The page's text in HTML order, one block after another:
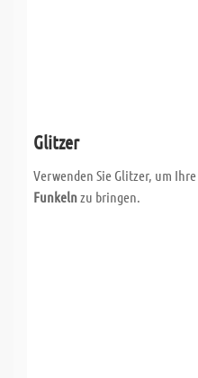
Glitzer
Verwenden Sie Glitzer, um Ihre
Funkelnzu bringen.